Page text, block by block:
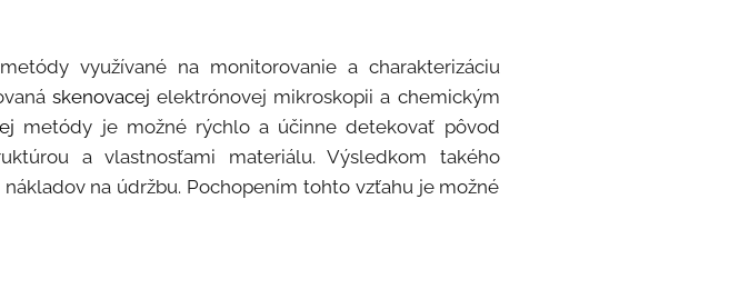
využívané na monitorovanie a charakterizáciu
skenovacej elektrónovej mikroskopii a chemickým
metódy je možné rýchlo a účinne detekovať pôvod
a vlastnosťami materiálu. Výsledkom takého
na údržbu. Pochopením tohto vzťahu je možné